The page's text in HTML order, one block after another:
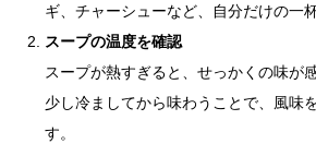
ギ、チャーシューなど、自分だけの一
スープの温度を確認
スープが熱すぎると、せっかくの味が
少し冷ましてから味わうことで、風味
す。